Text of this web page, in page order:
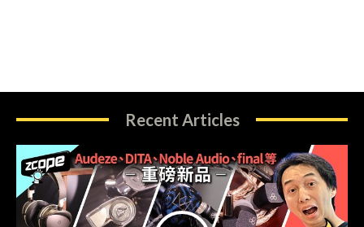
Recent Articles